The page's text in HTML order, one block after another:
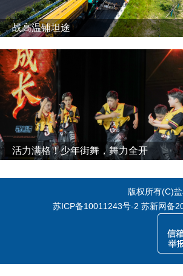
战高温铺坦途
活力满格！少年街舞，舞力全开
版权所有(C)
苏ICP备10011243号-2 苏新网备